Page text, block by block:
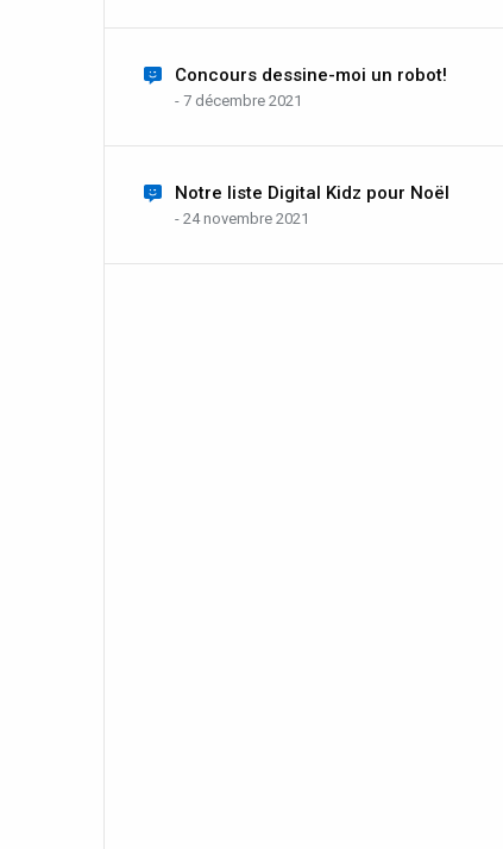
Concours dessine-moi un robot!
- 7 décembre 2021
Notre liste Digital Kidz pour Noël
- 24 novembre 2021